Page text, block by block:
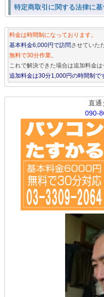
特定商取引に関する法律に
料金は時間制になっております。
基本料金6,000円で訪問させていた
無料で30分作業。
これで解決できた場合は追加料金は
追加料金は30分1,000円の時間制で
直通
090-